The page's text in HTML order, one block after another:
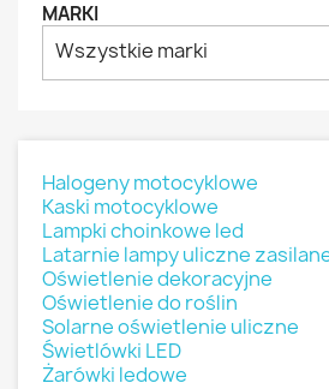
MARKI
Wszystkie marki
Halogeny motocyklowe
Kaski motocyklowe
Lampki choinkowe led
Latarnie lampy uliczne
Oświetlenie dekoracyjne
Oświetlenie do roślin
Solarne oświetlenie uliczne
Świetlówki LED
Żarówki ledowe